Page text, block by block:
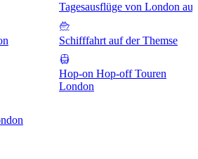
Tagesausflüge von London aus
Schifffahrt auf der Themse
Hop-on Hop-off Touren
London